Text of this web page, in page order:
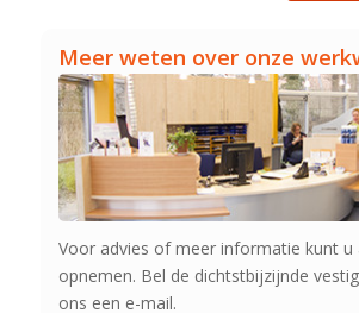
Meer weten over onze
Voor advies of meer informatie kunt
opnemen. Bel de dichtstbijzijnde
ons een e-mail.